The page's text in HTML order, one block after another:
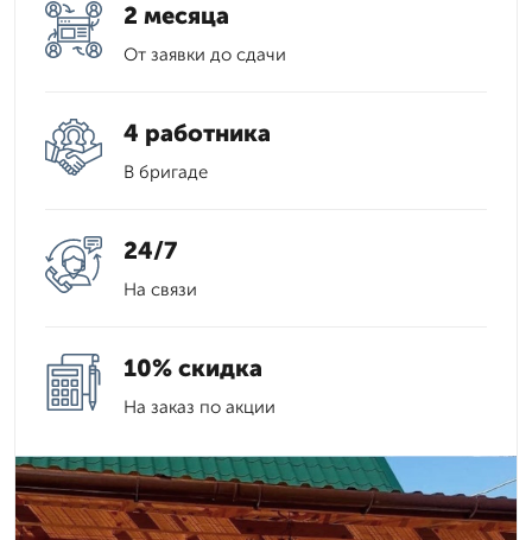
2 месяца
От заявки до сдачи
4 работника
В бригаде
24/7
На связи
10% скидка
На заказ по акции